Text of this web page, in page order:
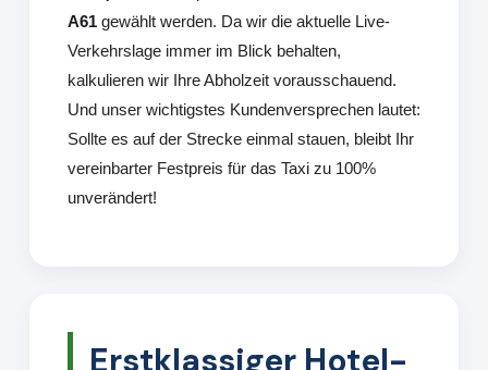
A61 gewählt werden. Da wir die aktuelle Live-
Verkehrslage immer im Blick behalten,
kalkulieren wir Ihre Abholzeit vorausschauend.
Und unser wichtigstes Kundenversprechen lautet:
Sollte es auf der Strecke einmal stauen, bleibt Ihr
vereinbarter Festpreis für das Taxi zu 100%
unverändert!
Erstklassiger Hotel-